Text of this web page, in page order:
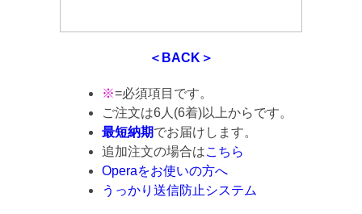
＜BACK＞
※=必須項目です。
ご注文は6人(6着)以上からです。
最短納期でお届けします。
追加注文の場合はこちら
Operaをお使いの方へ
うっかり送信防止システム